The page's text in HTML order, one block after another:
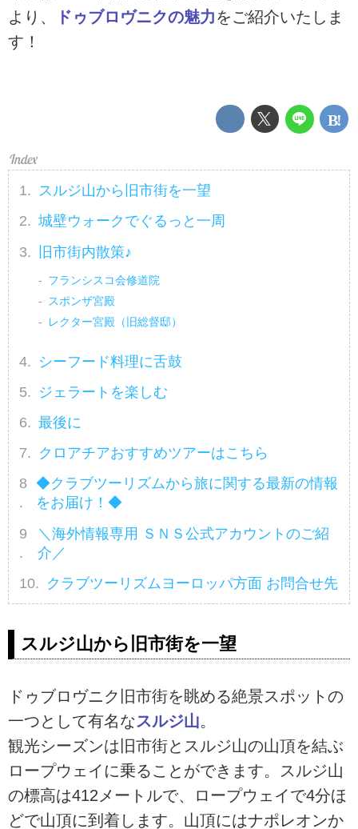
より、
ドゥブロヴニクの魅力をご紹介いたしま
す！
スルジ山から旧市街を一望
城壁ウォークでぐるっと一周
旧市街内散策♪
フランシスコ会修道院
スポンザ宮殿
レクター宮殿（旧総督邸）
シーフード料理に舌鼓
ジェラートを楽しむ
最後に
クロアチアおすすめツアーはこちら
◆クラブツーリズムから旅に関する最新の情報
をお届け！◆
＼海外情報専用 ＳＮＳ公式アカウントのご紹
介／
クラブツーリズムヨーロッパ方面 お問合せ先
スルジ山から旧市街を一望
ドゥブロヴニク旧市街を眺める絶景スポットの
一つとして有名なスルジ山。
観光シーズンは旧市街とスルジ山の山頂を結ぶ
ロープウェイに乗ることができます。スルジ山
の標高は412メートルで、ロープウェイで4分ほ
どで山頂に到着します。山頂にはナポレオンか